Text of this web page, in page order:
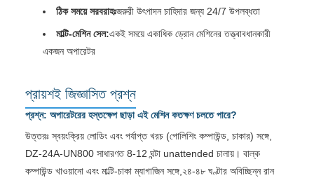
ঠিক সময়ে সরবরাহঃজরুরী উৎপাদন চাহিদার জন্য 24/7 উপলব্ধতা
মাল্টি-মেশিন সেল:একই সময়ে একাধিক ড্রোন মেশিনের তত্ত্বাবধানকারী
একজন অপারেটর
প্রায়শই জিজ্ঞাসিত প্রশ্ন
প্রশ্ন: অপারেটরের হস্তক্ষেপ ছাড়া এই মেশিন কতক্ষণ চলতে পারে?
উত্তরঃ স্বয়ংক্রিয় লোডিং এবং পর্যাপ্ত খরচ (পোলিশিং কম্পাউন্ড, চাকার) সঙ্গে,
DZ-24A-UN800 সাধারণত 8-12 ঘন্টা unattended চালায়। বাল্ক
কম্পাউন্ড খাওয়ানো এবং মাল্টি-চাকা ম্যাগাজিন সঙ্গে,২৪-৪৮ ঘণ্টার অবিচ্ছিন্ন রান